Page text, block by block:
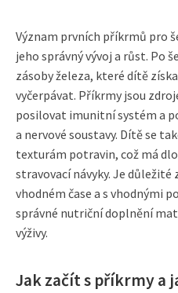
Význam prvních příkrmů pro
jeho správný vývoj a růst. Po
zásoby železa, které dítě
vyčerpávat. Příkrmy jsou
posilovat imunitní systém a
a nervové soustavy. Dítě se
texturám potravin, což má
stravovací návyky. Je
vhodném čase a s vhodnými
správné nutriční doplnění
výživy.
Jak začít s příkrmy a